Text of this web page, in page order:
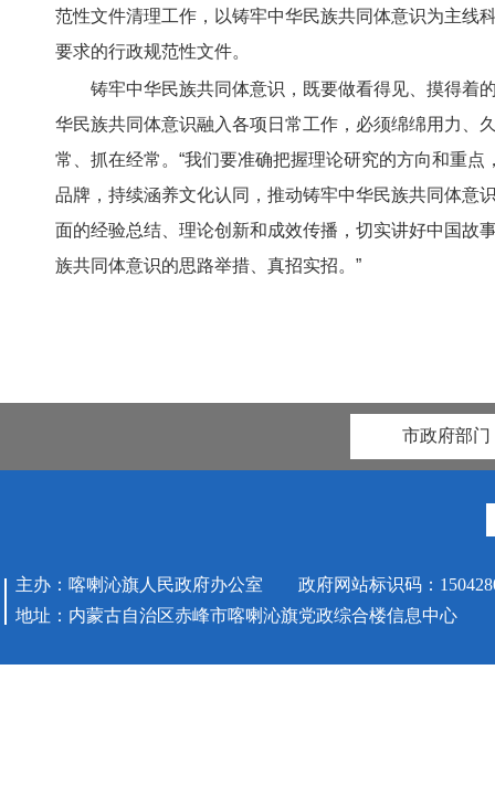
范性文件清理工作，以铸牢中华民族共同体意识为主线
要求的行政规范性文件。
铸牢中华民族共同体意识，既要做看得见、摸得着
华民族共同体意识融入各项日常工作，必须绵绵用力、
常、抓在经常。“我们要准确把握理论研究的方向和重
品牌，持续涵养文化认同，推动铸牢中华民族共同体意
面的经验总结、理论创新和成效传播，切实讲好中国故
族共同体意识的思路举措、真招实招。”
市政府部门
主办：喀喇沁旗人民政府办公室 政府网站标识码：
地址：内蒙古自治区赤峰市喀喇沁旗党政综合楼信息中心